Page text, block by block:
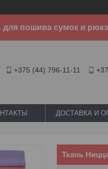
для пошива сумок и
+375 (44) 796-11-11
ДОСТАВКА И
Ткань